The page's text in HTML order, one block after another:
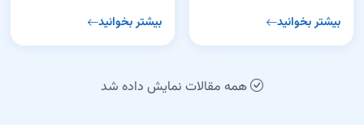
بیشتر بخوانید بیشتر بخوانید
همه مقالات نمایش داده شد